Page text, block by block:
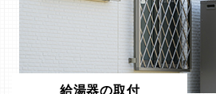
給湯器の取付